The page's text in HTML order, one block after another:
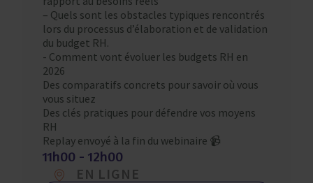
– Quels sont les obstacles typiques rencontrés
lors du processus d’élaboration et de validation
du budget RH.
​- Comment vont évoluer les budgets RH en
2026
Des comparatifs concrets pour savoir où vous
vous situez
Des clés pratiques pour défendre vos moyens
RH
Replay envoyé à la fin du webinaire 📹
11h00 - 12h00
EN LIGNE